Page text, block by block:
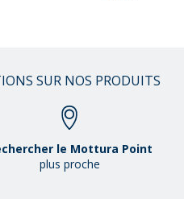
SUR NOS PRODUITS
le Mottura Point
plus proche